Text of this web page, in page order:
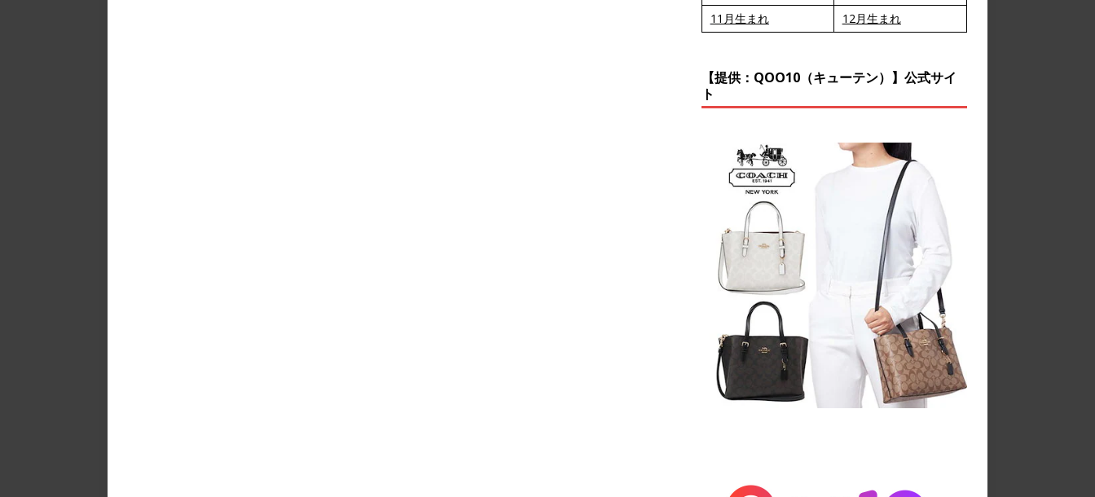
11月生まれ
12月生まれ
【提供：QOO10（キューテン）】公式サイ
ト